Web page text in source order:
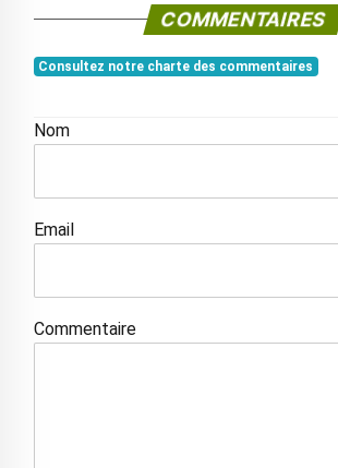
COMMENTAIRES
Consultez notre charte des commentaires
Nom
Email
Commentaire